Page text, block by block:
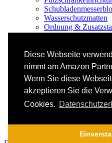
Diese Webseite
nimmt am Amazon
Wenn Sie diese
akzeptieren Sie die
Cookies.
Wasserschutzmatten
Ordnung &
Gewürzregal &
Regaleinsatz
Scharniere &
Küchen-Elektrogeräte
Küchen-Mixer & -
Küchenwaage
Smoothie Maker
Toaster